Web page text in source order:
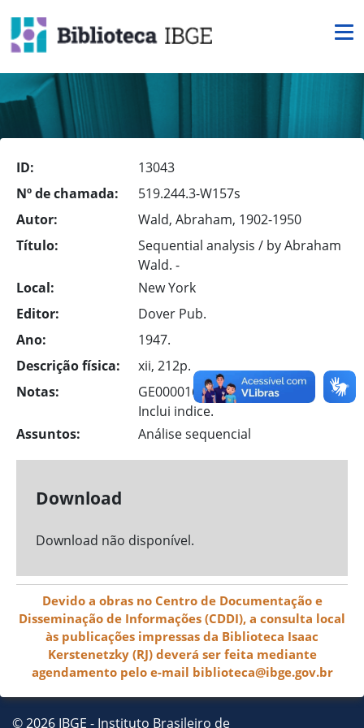
ID:
13043
Nº de chamada:
519.244.3-W157s
Autor:
Wald, Abraham, 1902-1950
Título:
Sequential analysis / by Abraham
Wald. -
Local:
New York
Editor:
Dover Pub.
Ano:
1947.
Descrição física:
xii, 212p.
Notas:
GE000016043
Inclui indice.
Assuntos:
Análise sequencial
Download
Download não disponível.
Devido a obras no Centro de Documentação e
Disseminação de Informações (CDDI), a consulta local
às publicações impressas da Biblioteca Isaac
Kerstenetzky (RJ) deverá ser feita mediante
agendamento pelo e-mail biblioteca@ibge.gov.br
© 2026 IBGE - Instituto Brasileiro de